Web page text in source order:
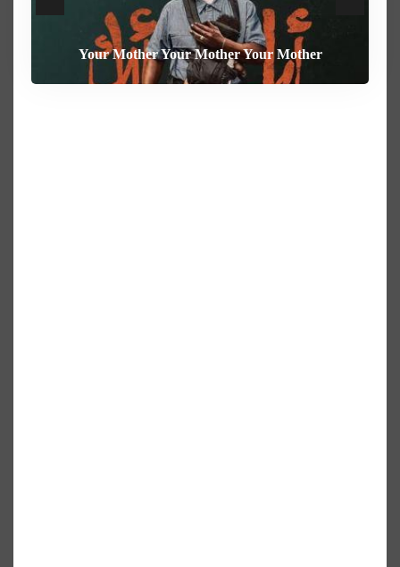
The Weight
Your Mother Your Mother Your Mother
Heart of the Beast
Behemoth